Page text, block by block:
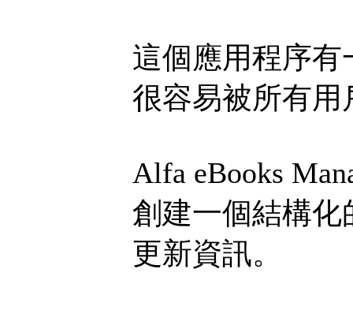
這個應用程序
很容易被所有用
Alfa eBooks
創建一個結構
更新資訊。